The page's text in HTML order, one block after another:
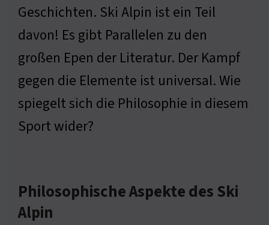
Geschichten. Ski Alpin ist ein Teil
davon! Es gibt Parallelen zu den
großen Epen der Literatur. Der Kampf
gegen die Elemente ist universal. Wie
spiegelt sich die Philosophie in diesem
Sport wider?
Philosophische Aspekte des Ski
Alpin